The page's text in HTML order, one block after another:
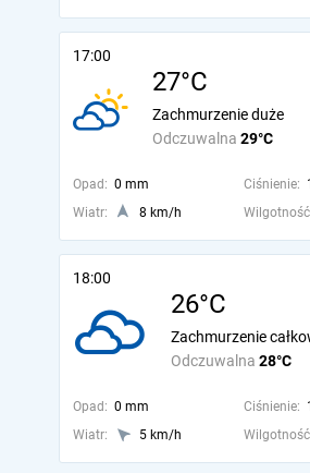
17:00
27°C
Odczuwalna 29°C
Zachmurzenie duże
Opad: 0 mm Ciśnienie:
Wiatr:
8 km/h
18:00
26°C
Odczuwalna 28°C
Zachmurzenie
Opad: 0 mm Ciśnienie:
Wiatr:
5 km/h